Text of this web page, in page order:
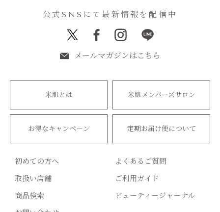
公式SNSにて最新情報を配信中
メールマガジンはこちら
米肌とは 米肌メンバーズサロン
お得なキャンペーン 定期お届け便について
初めての方へ
よくあるご質問
取扱い店舗
ご利用ガイド
商品検索
ビューティージャーナル